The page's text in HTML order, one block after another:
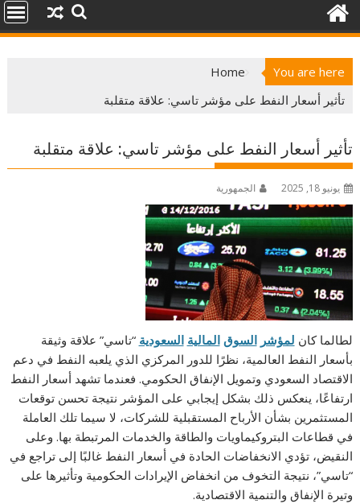
You are here
Home
تأثير أسعار النفط على مؤشر تاسي: علاقة متقلبة
تأثير أسعار النفط على مؤشر تاسي: علاقة متقلبة
يونيو 18, 2025 الجمهورية
لطالما كان لمؤشر السوق المالية السعودية “تاسي” علاقة وثيقة
بأسعار النفط العالمية، نظرًا للدور المركزي الذي يلعبه النفط في دعم
الاقتصاد السعودي وتمويل الإنفاق الحكومي. فعندما تشهد أسعار النفط
ارتفاعًا، ينعكس ذلك بشكل إيجابي على المؤشر نتيجة تحسن توقعات
المستثمرين بشأن الأرباح المستقبلية للشركات، لا سيما تلك العاملة
في قطاعات البتروكيماويات والطاقة والخدمات المرتبطة بها. وعلى
النقيض، تؤدي الانخفاضات الحادة في أسعار النفط غالبًا إلى تراجع في
“تاسي”، نتيجة التخوف من انخفاض الإيرادات الحكومية وتأثيرها على
وتيرة الإنفاق والتنمية الاقتصادية.